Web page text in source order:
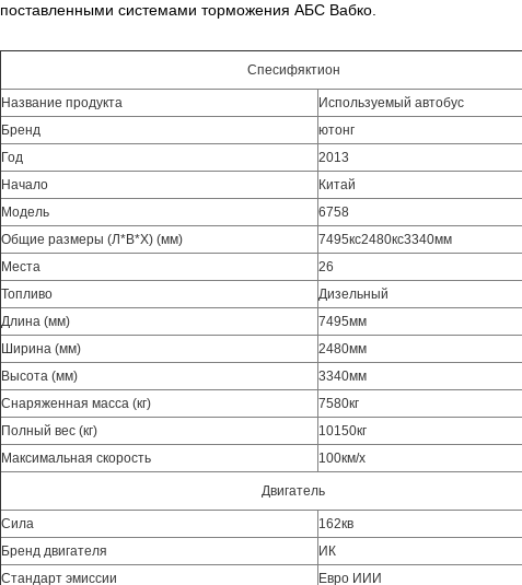
поставленными системами торможения АБС Вабко.
Спесифяктион
Название продукта
Используемый автобус
Бренд
ютонг
Год
2013
Начало
Китай
Модель
6758
Общие размеры (Л*В*Х) (мм)
7495кс2480кс3340мм
Места
26
Топливо
Дизельный
Длина (мм)
7495мм
Ширина (мм)
2480мм
Высота (мм)
3340мм
Снаряженная масса (кг)
7580кг
Полный вес (кг)
10150кг
Максимальная скорость
100км/х
Двигатель
Сила
162кв
Бренд двигателя
ИК
Стандарт эмиссии
Евро ИИИ